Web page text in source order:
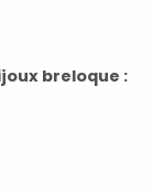
breloque :